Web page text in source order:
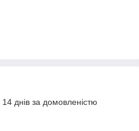
днів за домовленістю